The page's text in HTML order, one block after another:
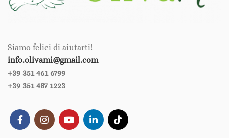
Siamo felici di aiutarti!
info.olivami@gmail.com
+39 351 461 6799‪‪
+39 351 487 1223